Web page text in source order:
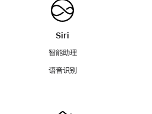
Siri
智能助理
语音识别